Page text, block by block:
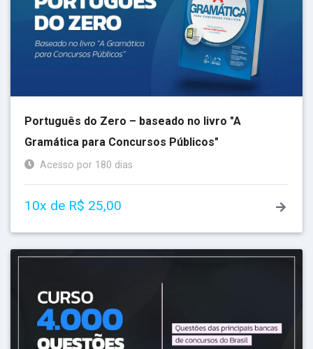
Português do Zero – baseado no livro "A
Gramática para Concursos Públicos"
Acesso por 180 dias
10x de R$ 25,00